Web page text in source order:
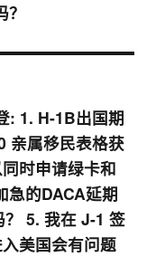
: 1. H-1B出国期
亲属移民表格获
时申请绿卡和
急的DACA延期
5. 我在 J-1 签
美国会有问题